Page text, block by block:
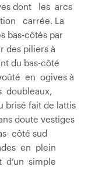
dont les arcs
carrée. La
bas-côtés par
des piliers à
du bas-côté
en ogives à
brisé fait de lattis
doute vestiges
côté sud
en plein
d’un simple